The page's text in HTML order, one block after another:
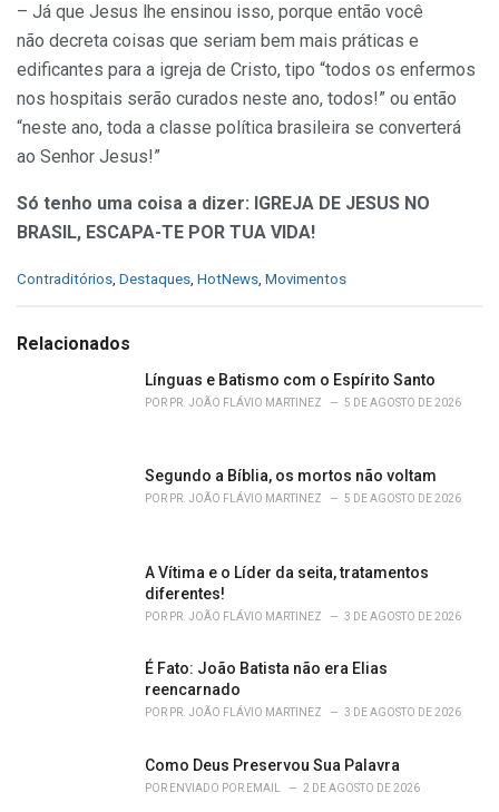
– Já que Jesus lhe ensinou isso, porque então você
não decreta coisas que seriam bem mais práticas e
edificantes para a igreja de Cristo, tipo “todos os enfermos
nos hospitais serão curados neste ano, todos!” ou então
“neste ano, toda a classe política brasileira se converterá
ao Senhor Jesus!”
Só tenho uma coisa a dizer: IGREJA DE JESUS NO
BRASIL, ESCAPA-TE POR TUA VIDA!
C
e
Contraditórios, Destaques, HotNews, Movimentos
Relacionados
Línguas e Batismo com o Espírito Santo
POR PR. JOÃO FLÁVIO MARTINEZ 5 DE AGOSTO DE 2026
Segundo a Bíblia, os mortos não voltam
POR PR. JOÃO FLÁVIO MARTINEZ 5 DE AGOSTO DE 2026
A Vítima e o Líder da seita, tratamentos
diferentes!
POR PR. JOÃO FLÁVIO MARTINEZ 3 DE AGOSTO DE 2026
É Fato: João Batista não era Elias
reencarnado
POR PR. JOÃO FLÁVIO MARTINEZ 3 DE AGOSTO DE 2026
Como Deus Preservou Sua Palavra
POR ENVIADO POR EMAIL 2 DE AGOSTO DE 2026